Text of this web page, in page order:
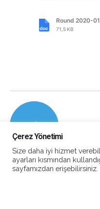
Round 2020-
71,5 KB
Çerez Yönetimi
Size daha iyi hizmet
ayarları kısmından
sayfamızdan erişebilirsiniz.